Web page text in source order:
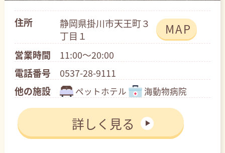
住所
静岡県掛川市天王町３
丁目１
MAP
営業時間
11:00～20:00
電話番号
0537-28-9111
他の施設
ペットホテル 海動物病院
詳しく見る